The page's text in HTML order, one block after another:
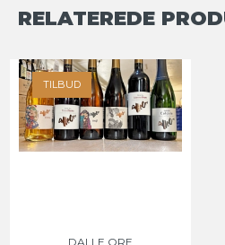
RELATEREDE
TILBUD
DALLE ORE